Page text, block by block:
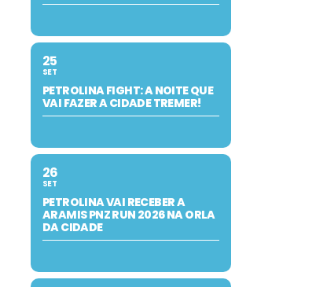
25
SET
PETROLINA FIGHT: A NOITE QUE
VAI FAZER A CIDADE TREMER!
26
SET
PETROLINA VAI RECEBER A
ARAMIS PNZ RUN 2026 NA ORLA
DA CIDADE